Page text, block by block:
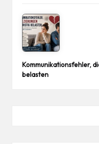
Kommunikationsfehler,
belasten